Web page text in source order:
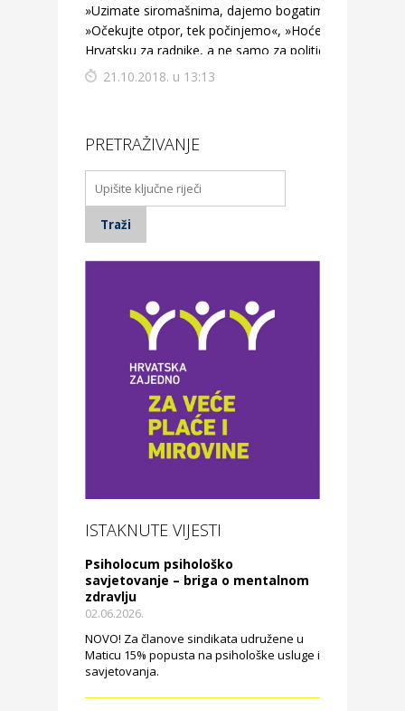
»Uzimate siromašnima, dajemo bogatima«,
»Očekujte otpor, tek počinjemo«, »Hoćemo
Hrvatsku za radnike, a ne samo za političare!«
21.10.2018. u 13:13
PRETRAŽIVANJE
ISTAKNUTE VIJESTI
Psiholocum psihološko
savjetovanje – briga o mentalnom
zdravlju
02.06.2026.
NOVO! Za članove sindikata udružene u
Maticu 15% popusta na psihološke usluge i
savjetovanja.